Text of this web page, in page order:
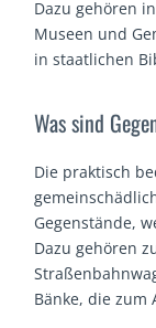
Dazu gehören
Museen und
in staatlichen
Was sind
Die praktisch
Gegenstände,
Dazu gehören
Bänke, die zum